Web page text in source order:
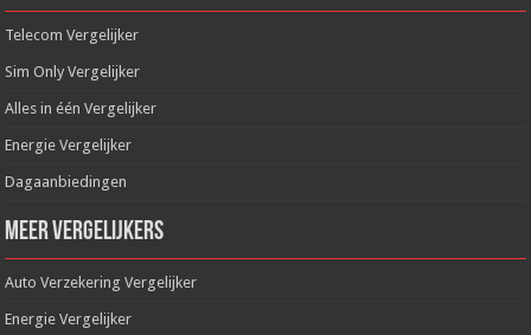
Telecom Vergelijker
Sim Only Vergelijker
Alles in één Vergelijker
Energie Vergelijker
Dagaanbiedingen
Meer Vergelijkers
Auto Verzekering Vergelijker
Energie Vergelijker